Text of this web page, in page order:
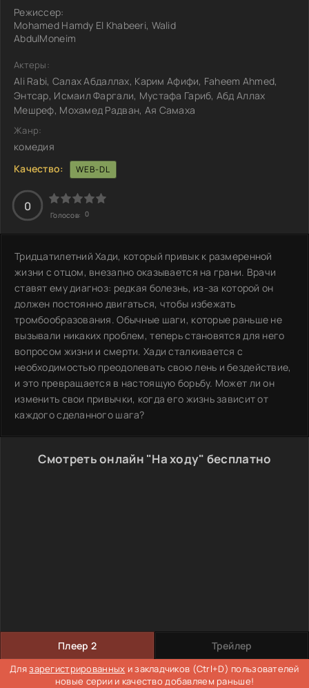
Режиссер:
Mohamed Hamdy El Khabeeri, Walid
AbdulMoneim
Актеры:
Ali Rabi, Салах Абдаллах, Карим Афифи, Faheem Ahmed,
Энтсар, Исмаил Фаргали, Мустафа Гариб, Абд Аллах
Мешреф, Мохамед Радван, Ая Самаха
Жанр:
комедия
Качество:
WEB-DL
0
Голосов: 0
Тридцатилетний Хади, который привык к размеренной
жизни с отцом, внезапно оказывается на грани. Врачи
ставят ему диагноз: редкая болезнь, из-за которой он
должен постоянно двигаться, чтобы избежать
тромбообразования. Обычные шаги, которые раньше не
вызывали никаких проблем, теперь становятся для него
вопросом жизни и смерти. Хади сталкивается с
необходимостью преодолевать свою лень и бездействие,
и это превращается в настоящую борьбу. Может ли он
изменить свои привычки, когда его жизнь зависит от
каждого сделанного шага?
Смотреть онлайн "На ходу" бесплатно
Плеер 2 Трейлер
Длязарегистрированных и закладчиков (Ctrl+D) пользователей
новые серии и качество добавляем раньше!